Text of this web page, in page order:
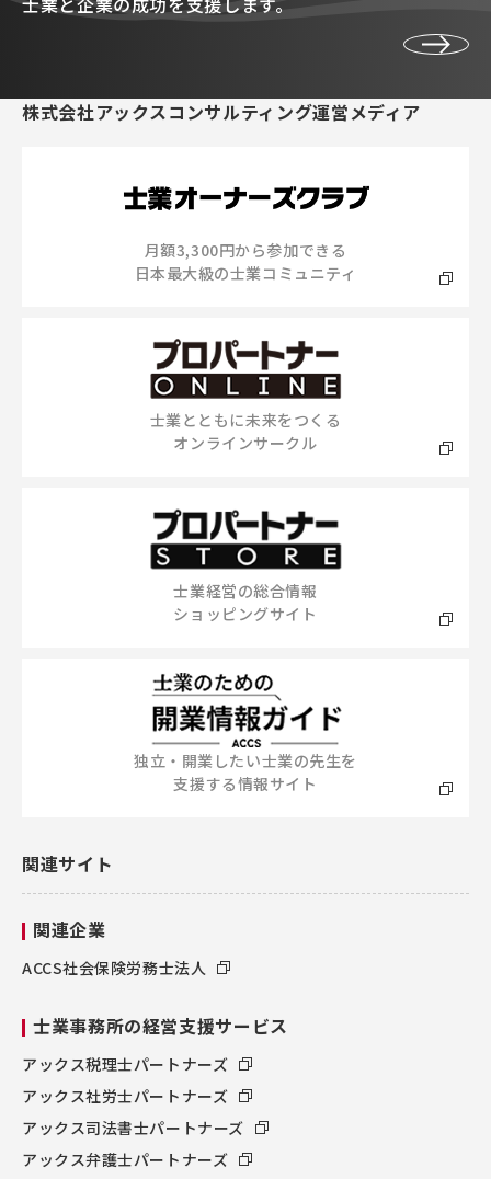
株式会社アックスコンサルティング運営メディア
月額3,300円から参加できる
日本最大級の士業コミュニティ
士業とともに未来をつくる
オンラインサークル
士業経営の総合情報
ショッピングサイト
独立・開業したい士業の先生を
支援する情報サイト
関連サイト
関連企業
ACCS社会保険労務士法人
士業事務所の経営支援サービス
アックス税理士パートナーズ
アックス社労士パートナーズ
アックス司法書士パートナーズ
アックス弁護士パートナーズ